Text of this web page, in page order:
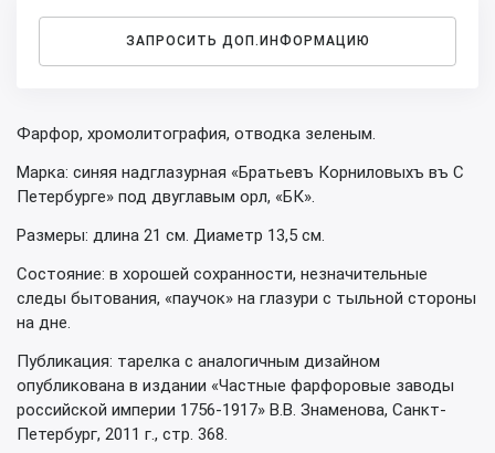
ЗАПРОСИТЬ ДОП.ИНФОРМАЦИЮ
Фарфор, хромолитография, отводка зеленым.
Марка: синяя надглазурная «Братьевъ Корниловыхъ въ С
Петербурге» под двуглавым орл, «БК».
Размеры: длина 21 см. Диаметр 13,5 см.
Состояние: в хорошей сохранности, незначительные
следы бытования, «паучок» на глазури с тыльной стороны
на дне.
Публикация: тарелка с аналогичным дизайном
опубликована в издании «Частные фарфоровые заводы
российской империи 1756-1917» В.В. Знаменова, Санкт-
Петербург, 2011 г., стр. 368.